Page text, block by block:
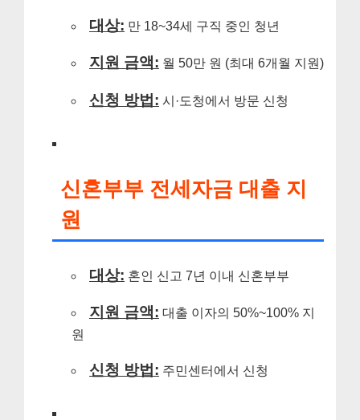
대상: 만 18~34세 구직 중인 청년
지원 금액: 월 50만 원 (최대 6개월 지원)
신청 방법: 시·도청에서 방문 신청
신혼부부 전세자금 대출 지
원
대상: 혼인 신고 7년 이내 신혼부부
지원 금액: 대출 이자의 50%~100% 지
원
신청 방법: 주민센터에서 신청